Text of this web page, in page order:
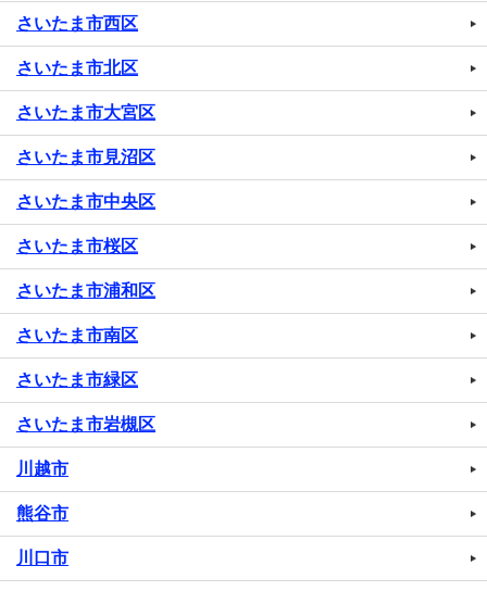
さいたま市西区
さいたま市北区
さいたま市大宮区
さいたま市見沼区
さいたま市中央区
さいたま市桜区
さいたま市浦和区
さいたま市南区
さいたま市緑区
さいたま市岩槻区
川越市
熊谷市
川口市